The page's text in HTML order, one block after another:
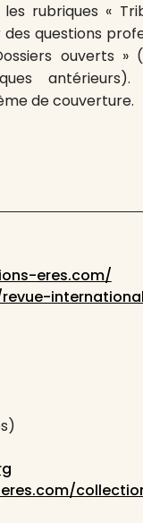
rubriques «
questions
ouverts
de couverture.
eres.com/